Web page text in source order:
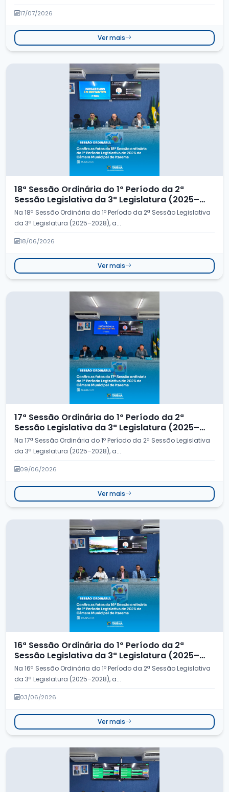
Extraordinária da 2&or...
17/07/2026
Ver mais
18ª Sessão Ordinária do 1º Período da 2ª
Sessão Legislativa da 3ª Legislatura (2025–
2028)
Na 18ª Sessão Ordinária do 1º Período da 2ª Sessão Legislativa
da 3ª Legislatura (2025–2028), a...
18/06/2026
Ver mais
17ª Sessão Ordinária do 1º Período da 2ª
Sessão Legislativa da 3ª Legislatura (2025–
2028)
Na 17ª Sessão Ordinária do 1º Período da 2ª Sessão Legislativa
da 3ª Legislatura (2025–2028), a...
09/06/2026
Ver mais
16ª Sessão Ordinária do 1º Período da 2ª
Sessão Legislativa da 3ª Legislatura (2025–
2028)
Na 16ª Sessão Ordinária do 1º Período da 2ª Sessão Legislativa
da 3ª Legislatura (2025–2028), a...
03/06/2026
Ver mais